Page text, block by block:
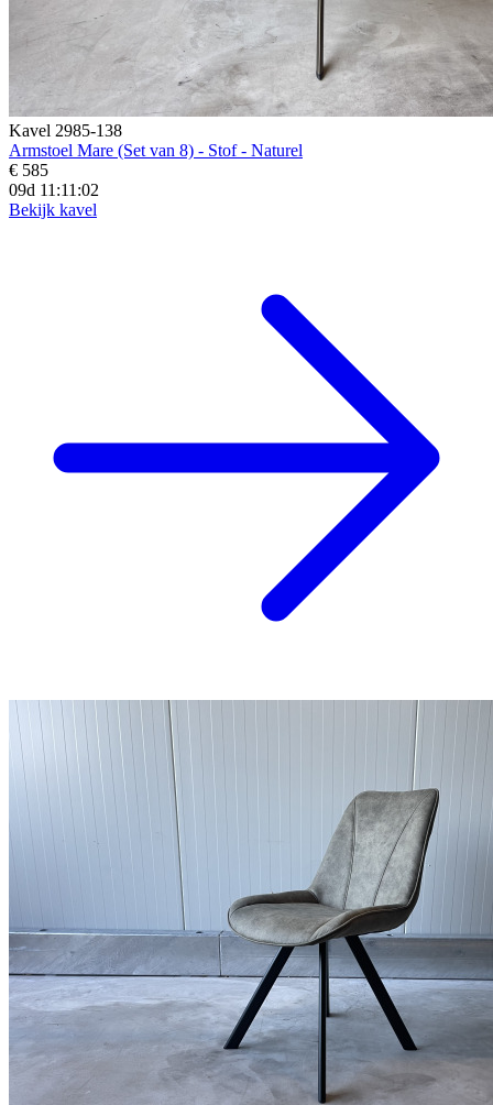
Kavel 2985-138
Armstoel Mare (Set van 8) - Stof - Naturel
€ 585
09d 11:11:01
Bekijk kavel